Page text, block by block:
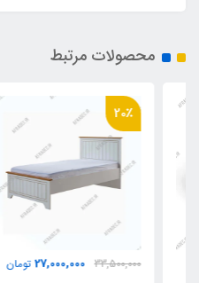
محصولات مرتبط
33,500,000
27,000,000 تومان